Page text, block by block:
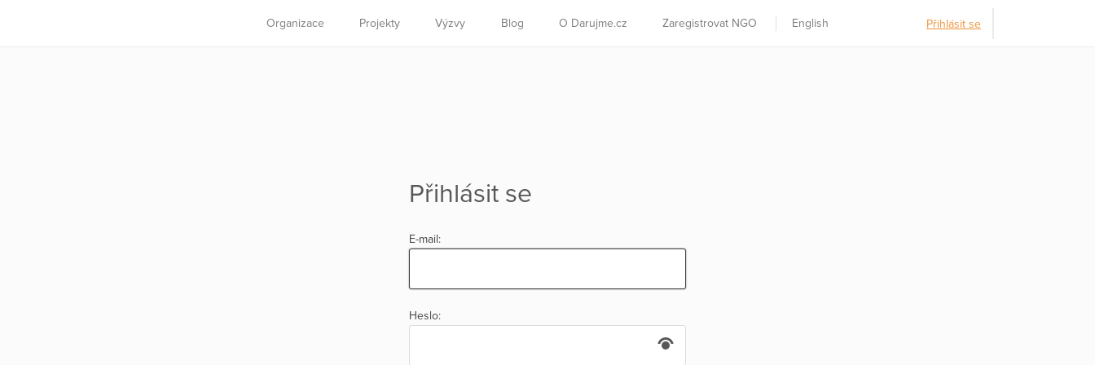
Organizace Projekty Výzvy Blog O Darujme.cz Zaregistrovat NGO English Přihlásit se
Přihlásit se
E-mail:
Heslo: